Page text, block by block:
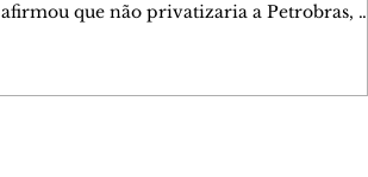
afirmou que não privatizaria a Petrobras, o